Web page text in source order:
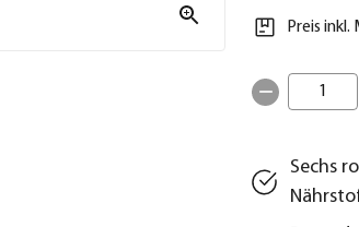
Preis inkl.
1
Sechs